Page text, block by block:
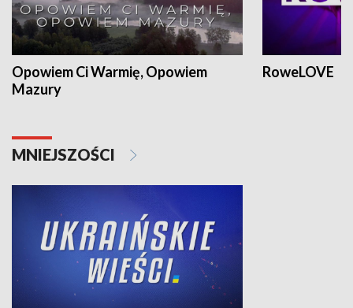
Opowiem Ci Warmię, Opowiem
Mazury
RoweLOVE
MNIEJSZOŚCI